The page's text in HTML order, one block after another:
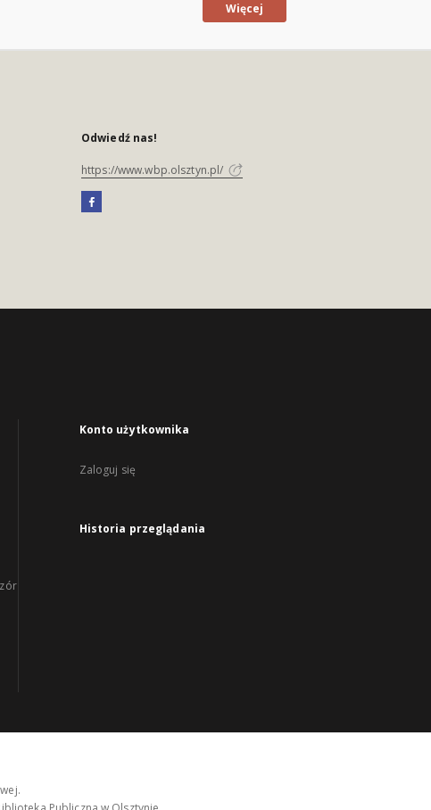
Więcej
Odwiedź nas!
https://www.wbp.olsztyn.pl/
Konto użytkownika
Zaloguj się
Historia przeglądania